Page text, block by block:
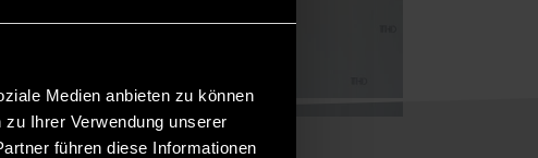
Medien anbieten zu können
Ihrer Verwendung unserer
führen diese Informationen